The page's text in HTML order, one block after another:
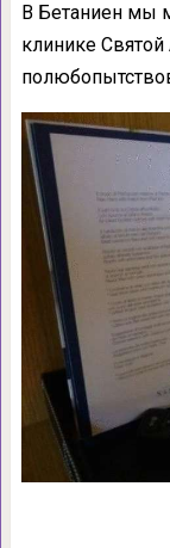
В Бетаниен мы
клинике